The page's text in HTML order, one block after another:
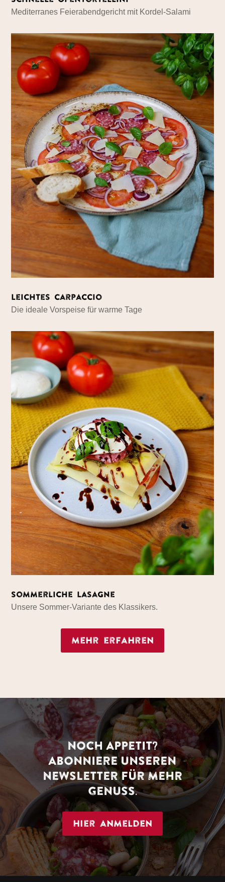
Mediterranes Feierabendgericht mit Kordel-Salami
Leichtes Carpaccio
Die ideale Vorspeise für warme Tage
Sommerliche Lasagne
Unsere Sommer-Variante des Klassikers.
Mehr erfahren
NOCH APPETIT?
ABONNIERE UNSEREN
NEWSLETTER FÜR MEHR
GENUSS.
Hier anmelden